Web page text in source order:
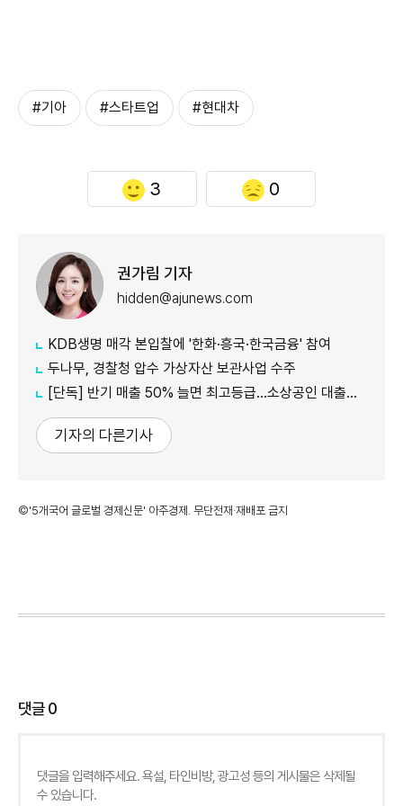
#기아 #스타트업 #현대차
3 0
권가림 기자
hidden@ajunews.com
KDB생명 매각 본입찰에 '한화·흥국·한국금융' 참여
두나무, 경찰청 압수 가상자산 보관사업 수주
[단독] 반기 매출 50% 늘면 최고등급…소상공인 대출에 성장성 반영
기자의 다른기사
©'5개국어 글로벌 경제신문' 아주경제. 무단전재·재배포 금지
댓글0